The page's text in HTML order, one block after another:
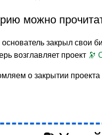
можно
закрыл свои
возглавляет проект 🔭
о закрытии проекта